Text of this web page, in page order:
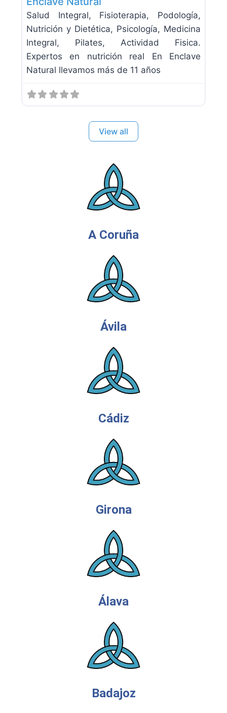
Salud Integral, Fisioterapia, Podología,
Nutrición y Dietética, Psicología, Medicina
Integral, Pilates, Actividad Fisica.
Expertos en nutrición real En Enclave
Natural llevamos más de 11 años
View all
A Coruña
Ávila
Cádiz
Girona
Álava
Badajoz